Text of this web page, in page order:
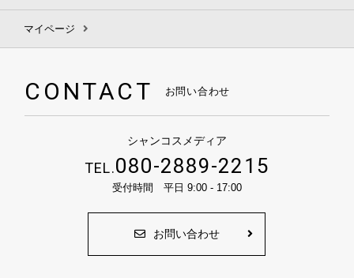
マイページ
CONTACT お問い合わせ
シャンコスメディア
TEL.080-2889-2215
受付時間 平日 9:00 - 17:00
お問い合わせ